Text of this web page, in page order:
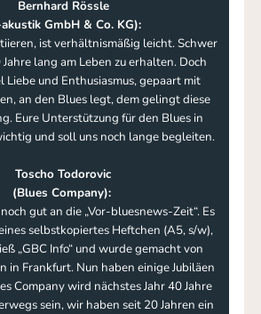
Bernhard Rössle
GmbH & Co. KG):
ist verhältnismäßig leicht. Schwer
Jahre lang am Leben zu erhalten. Doch
Liebe und Enthusiasmus, gepaart mit
an den Blues legt, dem gelingt diese
Eure Unterstützung für den Blues in
und soll uns noch lange begleiten.
Toscho Todorovic
(Blues Company):
gut an die „Vor-bluesnews-Zeit“. Es
selbstkopiertes Heftchen (A5, s/w),
„GBC Info“ und wurde gemacht von
in Frankfurt. Nun haben einige Jubiläen
Company wird nächstes Jahr 40 Jahre
sein, wir haben seit 20 Jahren ein